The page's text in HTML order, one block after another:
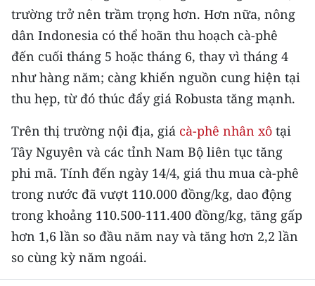
THỜI NAY
NHÂN DÂN CUỐI TUẦN
NHÂN DÂN HẰNG THÁNG
MUA BÁO
ĐỌC BÁO IN
ENGLISH
中文
FRANÇAIS
trường trở nên trầm trọng hơn. Hơn nữa, nông
dân Indonesia có thể hoãn thu hoạch cà-phê
đến cuối tháng 5 hoặc tháng 6, thay vì tháng 4
như hàng năm; càng khiến nguồn cung hiện tại
thu hẹp, từ đó thúc đẩy giá Robusta tăng mạnh.
Trên thị trường nội địa, giá cà-phê nhân xô tại
Tây Nguyên và các tỉnh Nam Bộ liên tục tăng
phi mã. Tính đến ngày 14/4, giá thu mua cà-phê
trong nước đã vượt 110.000 đồng/kg, dao động
trong khoảng 110.500-111.400 đồng/kg, tăng gấp
hơn 1,6 lần so đầu năm nay và tăng hơn 2,2 lần
so cùng kỳ năm ngoái.